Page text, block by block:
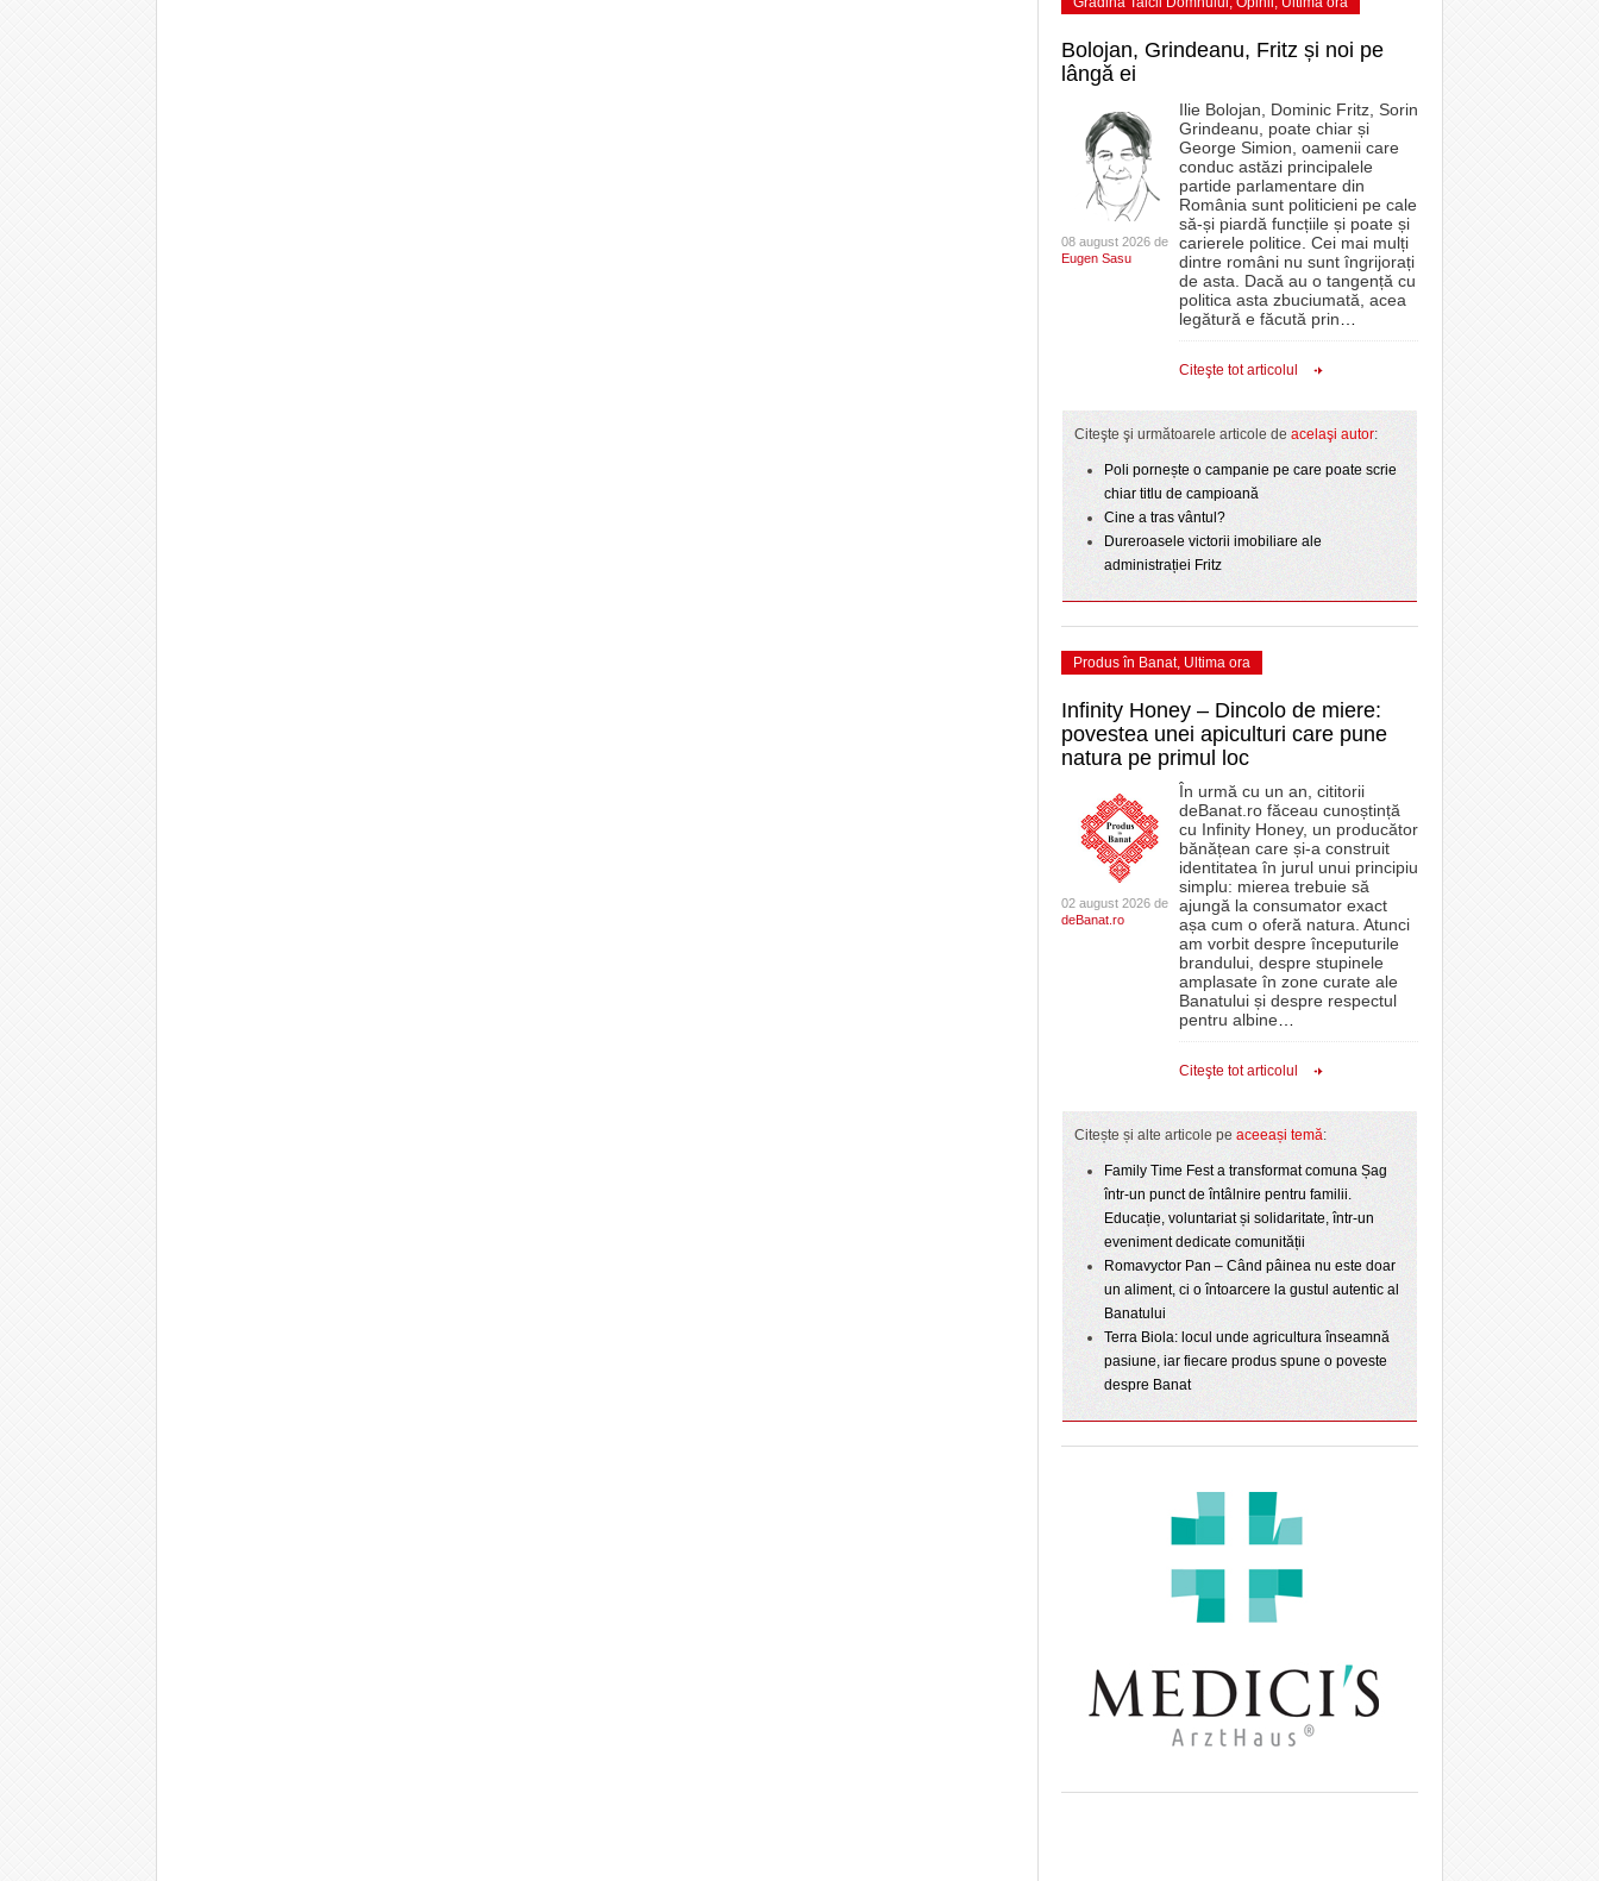
Bolojan, Grindeanu, Fritz și noi pe
lângă ei
08 august 2026 de
Eugen Sasu
Ilie Bolojan, Dominic Fritz, Sorin
Grindeanu, poate chiar și
George Simion, oamenii care
conduc astăzi principalele
partide parlamentare din
România sunt politicieni pe cale
să-și piardă funcțiile și poate și
carierele politice. Cei mai mulți
dintre români nu sunt îngrijorați
de asta. Dacă au o tangență cu
politica asta zbuciumată, acea
legătură e făcută prin
Citeşte tot articolul
Citeşte şi următoarele articole de acelaşi autor:
Poli pornește o campanie pe care poate scrie
chiar titlu de campioană
Cine a tras vântul?
Dureroasele victorii imobiliare ale
administrației Fritz
Produs în Banat, Ultima ora
Infinity Honey – Dincolo de miere:
povestea unei apiculturi care pune
natura pe primul loc
02 august 2026 de
deBanat.ro
În urmă cu un an, cititorii
deBanat.ro făceau cunoștință
cu Infinity Honey, un producător
bănățean care și-a construit
identitatea în jurul unui principiu
simplu: mierea trebuie să
ajungă la consumator exact
așa cum o oferă natura. Atunci
am vorbit despre începuturile
brandului, despre stupinele
amplasate în zone curate ale
Banatului și despre respectul
pentru albine
Citeşte tot articolul
Citește și alte articole pe aceeași temă:
Family Time Fest a transformat comuna Șag
într-un punct de întâlnire pentru familii.
Educație, voluntariat și solidaritate, într-un
eveniment dedicate comunității
Romavyctor Pan – Când pâinea nu este doar
un aliment, ci o întoarcere la gustul autentic al
Banatului
Terra Biola: locul unde agricultura înseamnă
pasiune, iar fiecare produs spune o poveste
despre Banat